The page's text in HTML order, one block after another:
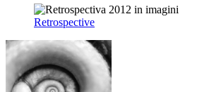
Retrospective